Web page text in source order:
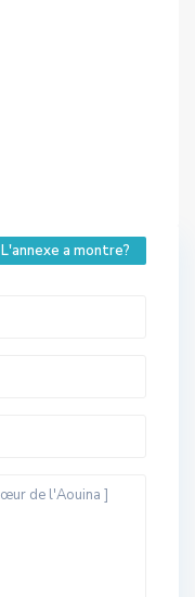
L'annexe a montre?